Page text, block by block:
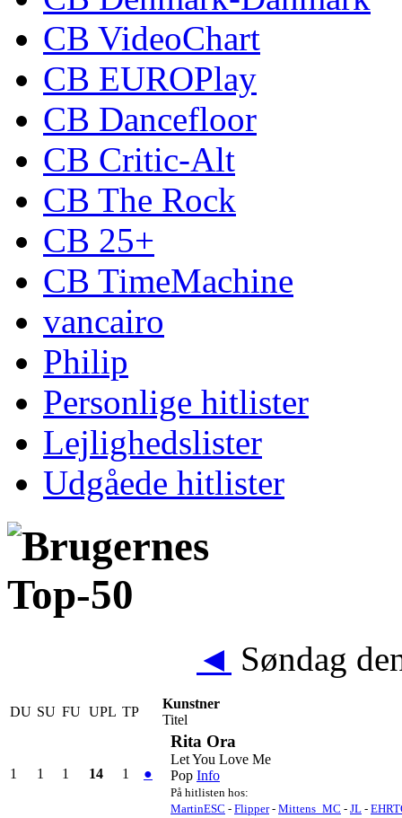
CB VideoChart
CB EUROPlay
CB Dancefloor
CB Critic-Alt
CB The Rock
CB 25+
CB TimeMachine
vancairo
Philip
Personlige hitlister
Lejlighedslister
Udgåede hitlister
◄ Søndag
DU SU FU UPL TP
Kunstner
Titel
1 1 1 14 1 ●
Rita Ora
Let You Love Me
Pop Info
På hitlisten hos:
MartinESC - Flipper- Mittens_MC - JL -